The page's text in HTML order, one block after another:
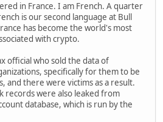
in France. I am French. A quarter
is our second language at Bull
has become the world's most
with crypto.
official who sold the data of
specifically for them to be
and there were victims as a result.
records were also leaked from
database, which is run by the